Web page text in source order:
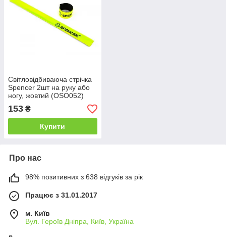
Світловідбиваюча стрічка
Spencer 2шт на руку або
ногу, жовтий (OSO052)
153 ₴
Купити
Про нас
98% позитивних з 638 відгуків за рік
Працює з 31.01.2017
м. Київ
Вул. Героїв Дніпра, Київ, Україна